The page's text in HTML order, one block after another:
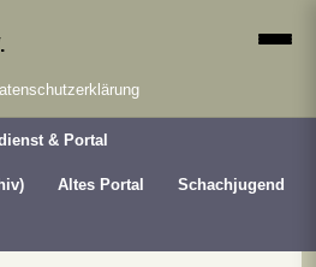
& Portal
Altes Portal Schachjugend